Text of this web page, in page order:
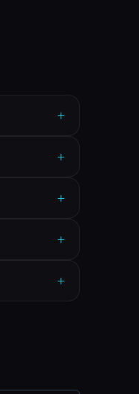
+
+
+
+
+